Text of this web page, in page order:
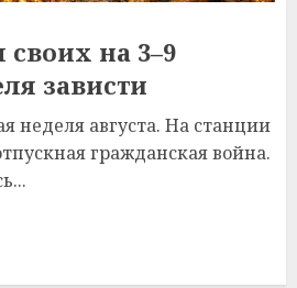
на 3–9
зависти
неделя августа. На станции
гражданская война.